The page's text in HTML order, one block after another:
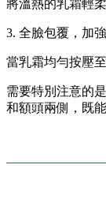
將溫熱的乳霜輕
3. 全臉包覆，加
當乳霜均勻按壓
需要特別注意的
和額頭兩側，既